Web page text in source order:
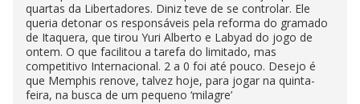
quartas da Libertadores. Diniz teve de se controlar. Ele
queria detonar os responsáveis pela reforma do gramado
de Itaquera, que tirou Yuri Alberto e Labyad do jogo de
ontem. O que facilitou a tarefa do limitado, mas
competitivo Internacional. 2 a 0 foi até pouco. Desejo é
que Memphis renove, talvez hoje, para jogar na quinta-
feira, na busca de um pequeno ‘milagre’